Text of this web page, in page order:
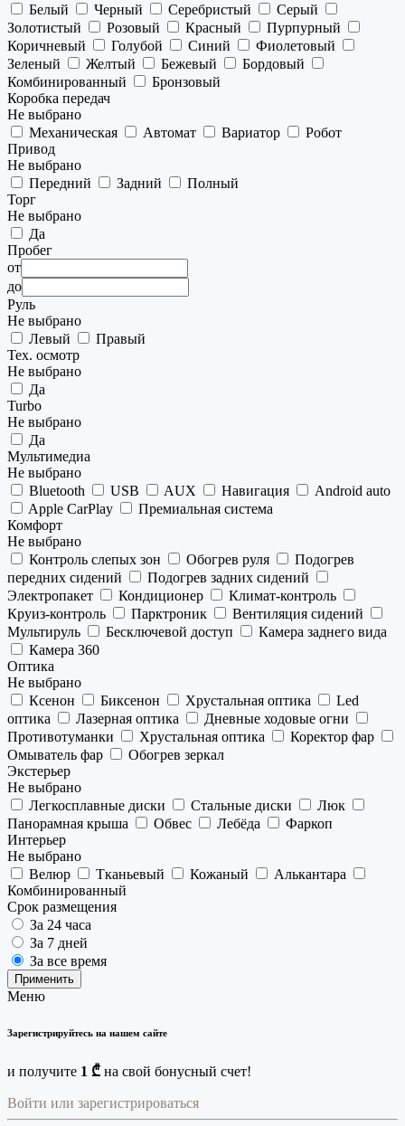
Белый
Черный Серебристый
Серый
Золотистый
Розовый Красный
Пурпурный
Коричневый
Голубой Синий
Фиолетовый
Зеленый
Желтый Бежевый
Бордовый
Комбинированный
Бронзовый
Коробка передач
Не выбрано
Механическая
Автомат Вариатор
Робот
Привод
Не выбрано
Передний
Задний
Полный
Торг
Не выбрано
Да
Пробег
от
до
Руль
Не выбрано
Левый
Правый
Тех. осмотр
Не выбрано
Да
Turbo
Не выбрано
Да
Мультимедиа
Не выбрано
Bluetooth
USB AUX Навигация
Android auto
Apple CarPlay
Премиальная система
Комфорт
Не выбрано
Контроль слепых зон
Обогрев руля
Подогрев
передних сидений
Подогрев задних сидений
Электропакет
Кондиционер
Климат-контроль
Круиз-контроль
Парктроник
Вентиляция сидений
Мультируль
Бесключевой доступ
Камера заднего вида
Камера 360
Оптика
Не выбрано
Ксенон
Биксенон Хрустальная оптика
Led
оптика
Лазерная оптика
Дневные ходовые огни
Противотуманки
Хрустальная оптика
Коректор фар
Омыватель фар
Обогрев зеркал
Экстерьер
Не выбрано
Легкосплавные диски
Стальные диски
Люк
Панорамная крыша
Обвес Лебёда
Фаркоп
Интерьер
Не выбрано
Велюр
Тканьевый Кожаный
Алькантара
Комбинированный
Срок размещения
За 24 часа
За 7 дней
За все время
Применить
Меню
Зарегистрируйтесь на нашем сайте
и получите 1 ₾ на свой бонусный счет!
Войти или зарегистрироваться